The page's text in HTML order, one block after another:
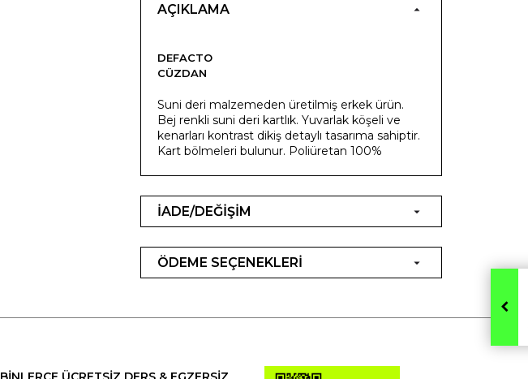
AÇIKLAMA
DEFACTO
CÜZDAN
Suni deri malzemeden üretilmiş erkek ürün.
Bej renkli suni deri kartlık. Yuvarlak köşeli ve
kenarları kontrast dikiş detaylı tasarıma sahiptir.
Kart bölmeleri bulunur. Poliüretan 100%
İADE/DEĞİŞİM
ÖDEME SEÇENEKLERİ